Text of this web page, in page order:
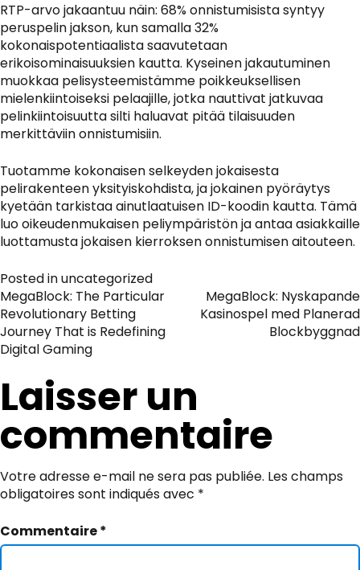
RTP-arvo jakaantuu näin: 68% onnistumisista syntyy
peruspelin jakson, kun samalla 32%
kokonaispotentiaalista saavutetaan
erikoisominaisuuksien kautta. Kyseinen jakautuminen
muokkaa pelisysteemistämme poikkeuksellisen
mielenkiintoiseksi pelaajille, jotka nauttivat jatkuvaa
pelinkiintoisuutta silti haluavat pitää tilaisuuden
merkittäviin onnistumisiin.
Tuotamme kokonaisen selkeyden jokaisesta
pelirakenteen yksityiskohdista, ja jokainen pyöräytys
kyetään tarkistaa ainutlaatuisen ID-koodin kautta. Tämä
luo oikeudenmukaisen peliympäristön ja antaa asiakkaille
luottamusta jokaisen kierroksen onnistumisen aitouteen.
Posted inuncategorized
Navigation
de
l’article
MegaBlock: The Particular
Revolutionary Betting
Journey That is Redefining
Digital Gaming
MegaBlock: Nyskapande
Kasinospel med Planerad
Blockbyggnad
Laisser un
commentaire
Votre adresse e-mail ne sera pas publiée. Les champs
obligatoires sont indiqués avec *
Commentaire*